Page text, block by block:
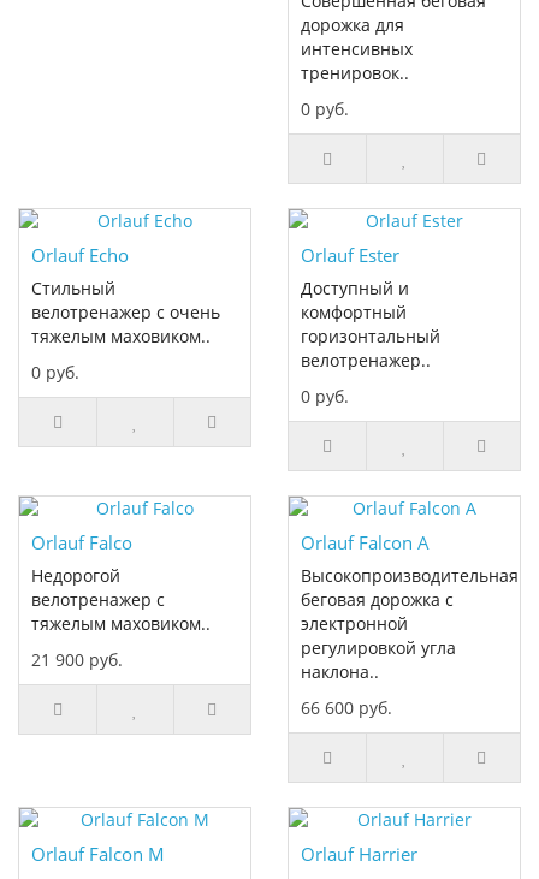
дорожка для
интенсивных
тренировок..
0 руб.
Orlauf Echo
Стильный
велотренажер с очень
тяжелым маховиком..
0 руб.
Orlauf Ester
Доступный и
комфортный
горизонтальный
велотренажер..
0 руб.
Orlauf Falco
Недорогой
велотренажер с
тяжелым маховиком..
21 900 руб.
Orlauf Falcon A
Высокопроизводительная
беговая дорожка с
электронной
регулировкой угла
наклона..
66 600 руб.
Orlauf Falcon M Orlauf Harrier